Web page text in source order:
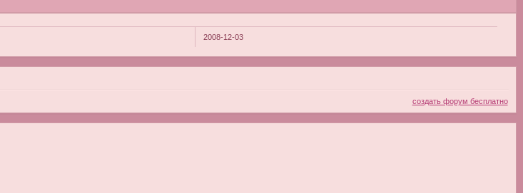
2008-12-03
создать форум бесплатно